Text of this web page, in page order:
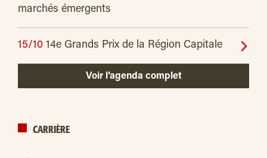
marchés émergents
15/10 14e Grands Prix de la Région Capitale
Voir l’agenda complet
CARRIÈRE